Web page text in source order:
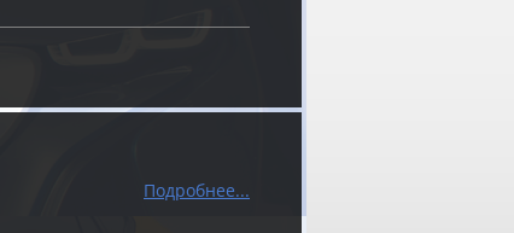
Подробнее...